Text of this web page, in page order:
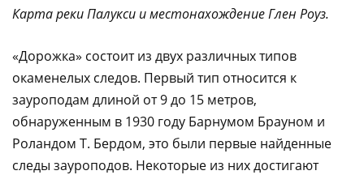
Карта реки Палукси и местонахождение Глен Роуз.
«Дорожка» состоит из двух различных типов
окаменелых следов. Первый тип относится к
зауроподам длиной от 9 до 15 метров,
обнаруженным в 1930 году Барнумом Брауном и
Роландом Т. Бердом, это были первые найденные
следы зауроподов. Некоторые из них достигают